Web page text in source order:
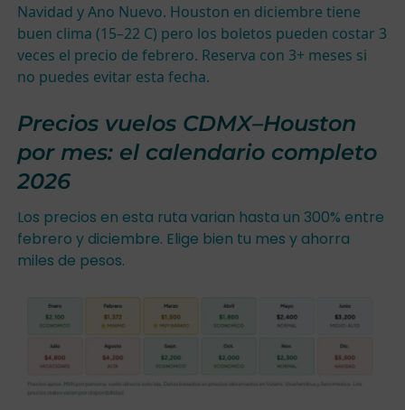
Navidad y Ano Nuevo. Houston en diciembre tiene
buen clima (15–22 C) pero los boletos pueden costar 3
veces el precio de febrero. Reserva con 3+ meses si
no puedes evitar esta fecha.
Precios vuelos CDMX–Houston
por mes: el calendario completo
2026
Los precios en esta ruta varian hasta un 300% entre
febrero y diciembre. Elige bien tu mes y ahorra
miles de pesos.